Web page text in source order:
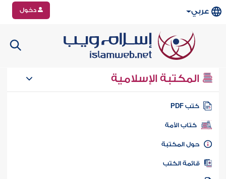
عربي دخول
المكتبة الإسلامية
كتب PDF
كتاب الأمة
المكتبة